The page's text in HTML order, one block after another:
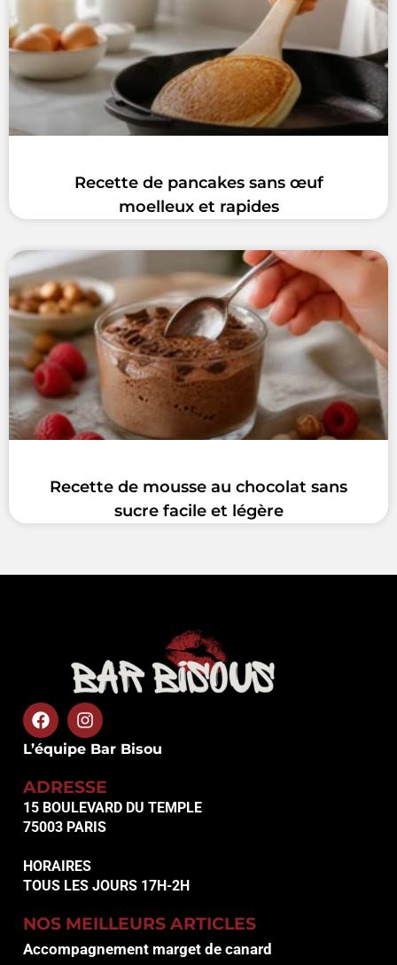
Recette de pancakes sans œuf
moelleux et rapides
Recette de mousse au chocolat sans
sucre facile et légère
L’équipe Bar Bisou
ADRESSE
15 BOULEVARD DU TEMPLE
75003 PARIS
HORAIRES
TOUS LES JOURS 17H-2H
NOS MEILLEURS ARTICLES
Accompagnement marget de canard